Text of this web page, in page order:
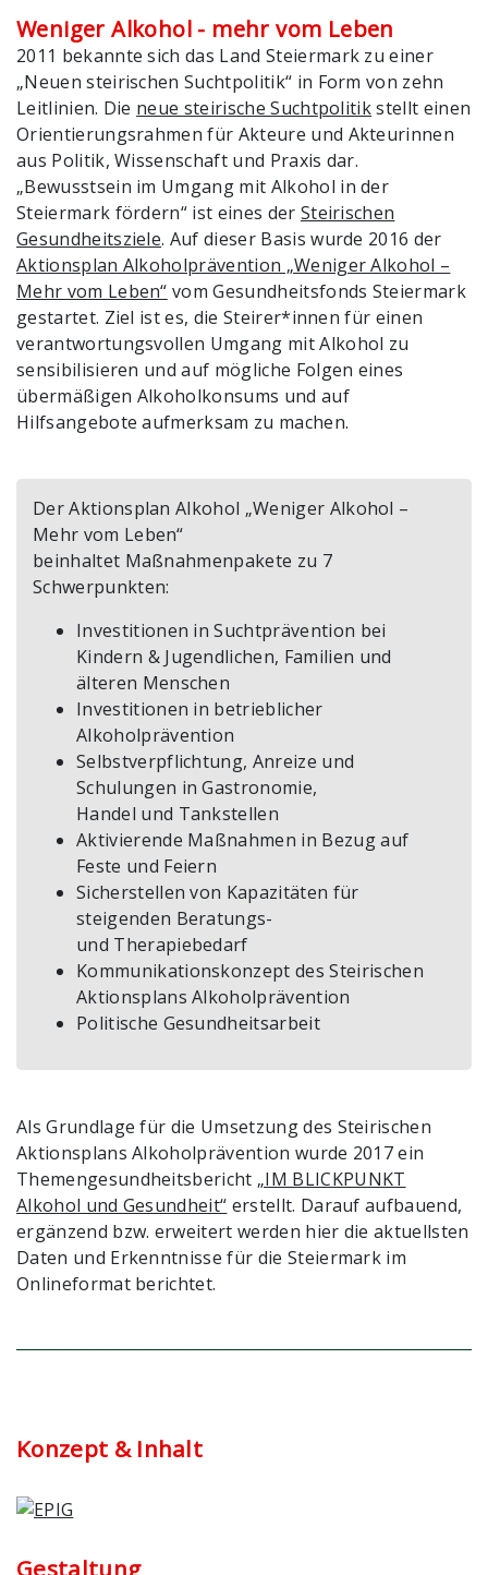
Weniger Alkohol - mehr vom Leben
2011 bekannte sich das Land Steiermark zu einer
„Neuen steirischen Suchtpolitik“ in Form von zehn
Leitlinien. Die neue steirische Suchtpolitikstellt einen
Orientierungsrahmen für Akteure und Akteurinnen
aus Politik, Wissenschaft und Praxis dar.
„Bewusstsein im Umgang mit Alkohol in der
Steiermark fördern“ ist eines der Steirischen
Gesundheitsziele. Auf dieser Basis wurde 2016 der
Aktionsplan Alkoholprävention „Weniger Alkohol –
Mehr vom Leben“ vom Gesundheitsfonds Steiermark
gestartet. Ziel ist es, die Steirer*innen für einen
verantwortungsvollen Umgang mit Alkohol zu
sensibilisieren und auf mögliche Folgen eines
übermäßigen Alkoholkonsums und auf
Hilfsangebote aufmerksam zu machen.
Der Aktionsplan Alkohol „Weniger Alkohol –
Mehr vom Leben“
beinhaltet Maßnahmenpakete zu 7
Schwerpunkten:
Investitionen in Suchtprävention bei
Kindern & Jugendlichen, Familien und
älteren Menschen
Investitionen in betrieblicher
Alkoholprävention
Selbstverpflichtung, Anreize und
Schulungen in Gastronomie,
Handel und Tankstellen
Aktivierende Maßnahmen in Bezug auf
Feste und Feiern
Sicherstellen von Kapazitäten für
steigenden Beratungs-
und Therapiebedarf
Kommunikationskonzept des Steirischen
Aktionsplans Alkoholprävention
Politische Gesundheitsarbeit
Als Grundlage für die Umsetzung des Steirischen
Aktionsplans Alkoholprävention wurde 2017 ein
Themengesundheitsbericht „IM BLICKPUNKT
Alkohol und Gesundheit“ erstellt. Darauf aufbauend,
ergänzend bzw. erweitert werden hier die aktuellsten
Daten und Erkenntnisse für die Steiermark im
Onlineformat berichtet.
Konzept & Inhalt
Gestaltung